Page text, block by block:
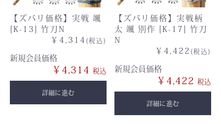
【ズバリ価格】実戦 颯
[K-13] 竹刀N
￥4,314 (税込)
新規会員価格
￥4,314
詳細に進む
【ズバリ価格】実戦柄
太 颯 別作 [K-17] 竹刀
N
￥4,422 (税込)
新規会員価格
￥4,422
詳細に進む